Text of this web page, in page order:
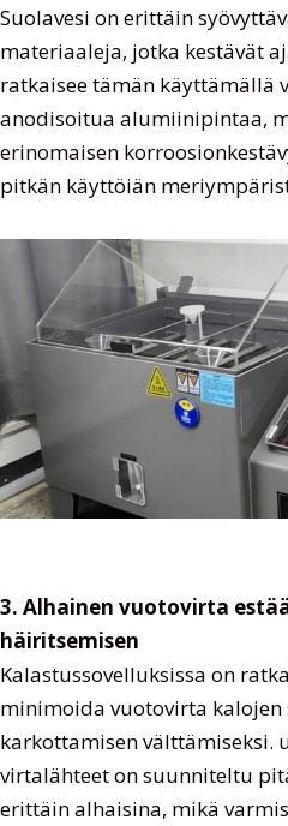
Suolavesi on erittäin
materiaaleja, jotka kestävät
ratkaisee tämän käyttämällä
anodisoitua alumiinipintaa,
erinomaisen
pitkän käyttöiän
3. Alhainen vuotovirta
häiritsemisen
Kalastussovelluksissa on
minimoida vuotovirta
karkottamisen välttämiseksi.
virtalähteet on suunniteltu
erittäin alhaisina, mikä